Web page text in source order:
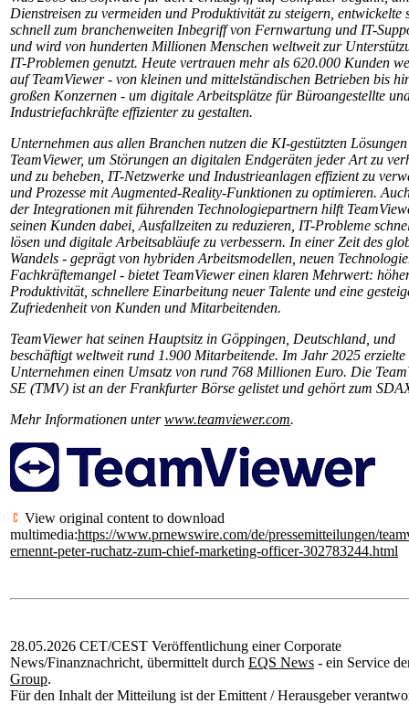
Dienstreisen zu vermeiden und Produktivität zu steigern, entwickelte
schnell zum branchenweiten Inbegriff von Fernwartung und IT-
und wird von hunderten Millionen Menschen weltweit zur
IT-Problemen genutzt. Heute vertrauen mehr als 620.000 Kunden
auf TeamViewer - von kleinen und mittelständischen Betrieben bis
großen Konzernen - um digitale Arbeitsplätze für Büroangestellte
Industriefachkräfte effizienter zu gestalten.
Unternehmen aus allen Branchen nutzen die KI-gestützten
TeamViewer, um Störungen an digitalen Endgeräten jeder Art zu
und zu beheben, IT-Netzwerke und Industrieanlagen effizient zu
und Prozesse mit Augmented-Reality-Funktionen zu optimieren.
der Integrationen mit führenden Technologiepartnern hilft
seinen Kunden dabei, Ausfallzeiten zu reduzieren, IT-Probleme
lösen und digitale Arbeitsabläufe zu verbessern. In einer Zeit des
Wandels - geprägt von hybriden Arbeitsmodellen, neuen
Fachkräftemangel - bietet TeamViewer einen klaren Mehrwert:
Produktivität, schnellere Einarbeitung neuer Talente und eine
Zufriedenheit von Kunden und Mitarbeitenden.
TeamViewer hat seinen Hauptsitz in Göppingen, Deutschland, und
beschäftigt weltweit rund 1.900 Mitarbeitende. Im Jahr 2025 erzielte
Unternehmen einen Umsatz von rund 768 Millionen Euro. Die
SE (TMV) ist an der Frankfurter Börse gelistet und gehört zum
Mehr Informationen unterwww.teamviewer.com.
View original content to download
multimedia:https://www.prnewswire.com/de/pressemitteilungen/
ernennt-peter-ruchatz-zum-chief-marketing-officer-302783244.html
28.05.2026 CET/CEST Veröffentlichung einer Corporate
News/Finanznachricht, übermittelt durch EQS News - ein Service
Group.
Für den Inhalt der Mitteilung ist der Emittent / Herausgeber